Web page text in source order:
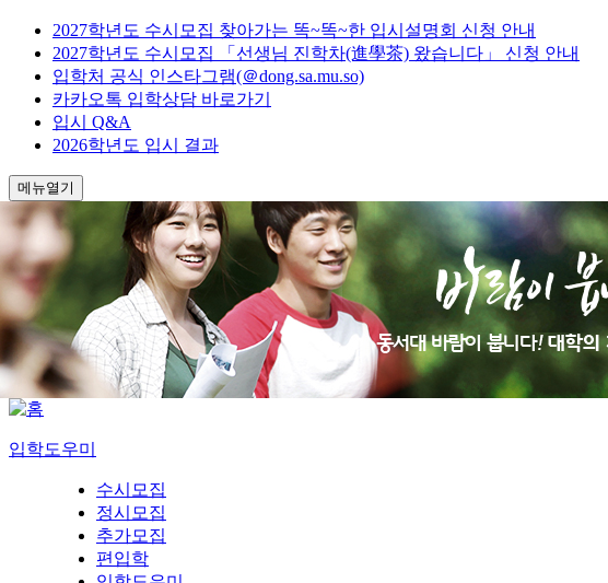
2027학년도 수시모집 찾아가는 똑~똑~한 입시설명회 신청 안내
2027학년도 수시모집 「선생님 진학차(進學茶) 왔습니다」 신청 안내
입학처 공식 인스타그램(＠dong.sa.mu.so)
카카오톡 입학상담 바로가기
입시 Q&A
2026학년도 입시 결과
메뉴열기
입학도우미
수시모집
정시모집
추가모집
편입학